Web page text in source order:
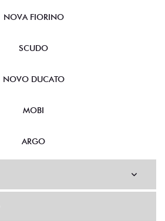
NOVA FIORINO
SCUDO
NOVO DUCATO
MOBI
ARGO